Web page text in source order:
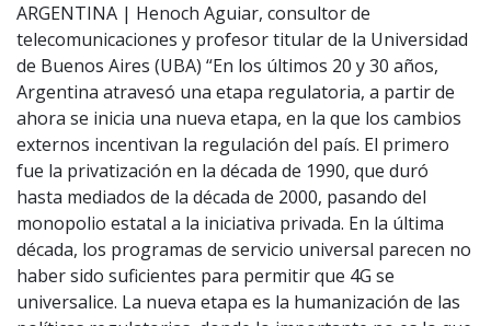
ARGENTINA | Henoch Aguiar, consultor de
telecomunicaciones y profesor titular de la Universidad
de Buenos Aires (UBA) “En los últimos 20 y 30 años,
Argentina atravesó una etapa regulatoria, a partir de
ahora se inicia una nueva etapa, en la que los cambios
externos incentivan la regulación del país. El primero
fue la privatización en la década de 1990, que duró
hasta mediados de la década de 2000, pasando del
monopolio estatal a la iniciativa privada. En la última
década, los programas de servicio universal parecen no
haber sido suficientes para permitir que 4G se
universalice. La nueva etapa es la humanización de las